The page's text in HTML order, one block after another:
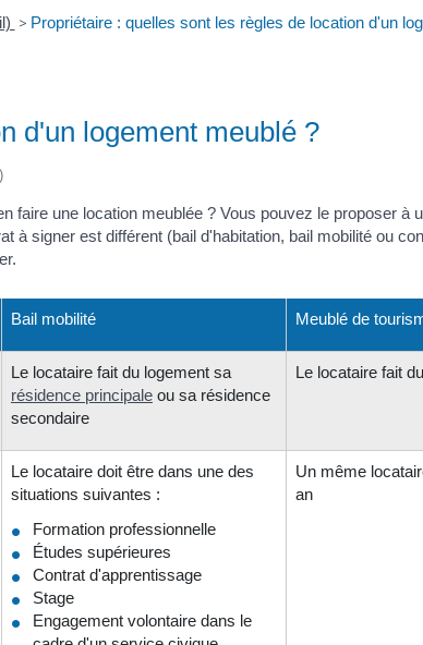
> Propriétaire : quelles sont les règles de location d'un
d'un logement meublé ?
une location meublée ? Vous pouvez le proposer à
signer est différent (bail d'habitation, bail mobilité ou
Bail mobilité Meublé de
Le locataire fait du logement sa
résidence principale ou sa résidence
secondaire
Le locataire fait
Le locataire doit être dans une des
situations suivantes :
Formation professionnelle
Études supérieures
Contrat d'apprentissage
Stage
Engagement volontaire dans le
Un même
an